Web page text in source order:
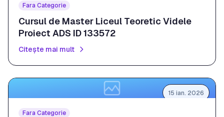
Fara Categorie
Cursul de Master Liceul Teoretic Videle
Proiect ADS ID 133572
Citește mai mult
15 ian. 2026
Fara Categorie